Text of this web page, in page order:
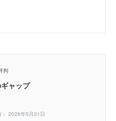
判
ャップ
2026年5月31日